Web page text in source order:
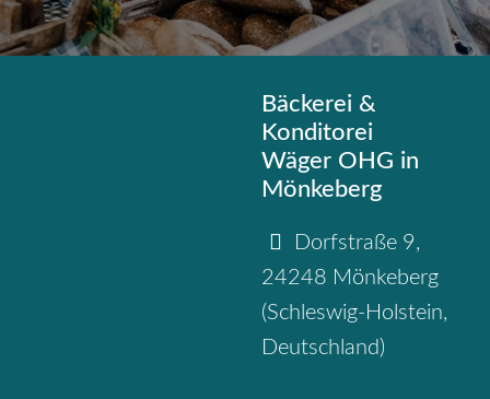
Bäckerei &
Konditorei
Wäger OHG in
Mönkeberg
Dorfstraße 9,
24248 Mönkeberg
(Schleswig-Holstein,
Deutschland)